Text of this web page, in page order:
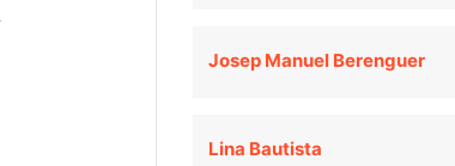
Josep Manuel Berenguer
Lina Bautista